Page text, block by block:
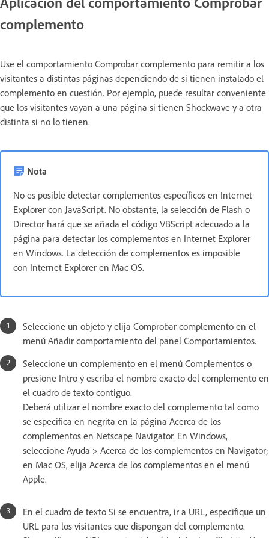
complemento
Use el comportamiento Comprobar complemento para remitir a los
visitantes a distintas páginas dependiendo de si tienen instalado el
complemento en cuestión. Por ejemplo, puede resultar conveniente
que los visitantes vayan a una página si tienen Shockwave y a otra
distinta si no lo tienen.
Nota
No es posible detectar complementos específicos en Internet
Explorer con JavaScript. No obstante, la selección de Flash o
Director hará que se añada el código VBScript adecuado a la
página para detectar los complementos en Internet Explorer
en Windows. La detección de complementos es imposible
con Internet Explorer en Mac OS.
Seleccione un objeto y elija Comprobar complemento en el
menú Añadir comportamiento del panel Comportamientos.
Seleccione un complemento en el menú Complementos o
presione Intro y escriba el nombre exacto del complemento en
el cuadro de texto contiguo.
Deberá utilizar el nombre exacto del complemento tal como
se especifica en negrita en la página Acerca de los
complementos en Netscape Navigator. En Windows,
seleccione Ayuda > Acerca de los complementos en Navigator;
en Mac OS, elija Acerca de los complementos en el menú
Apple.
En el cuadro de texto Si se encuentra, ir a URL, especifique un
URL para los visitantes que dispongan del complemento.